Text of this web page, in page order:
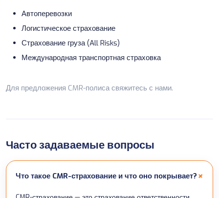
Автоперевозки
Логистическое страхование
Страхование груза (All Risks)
Международная транспортная страховка
Для предложения CMR-полисасвяжитесь с нами.
Часто задаваемые вопросы
Что такое CMR-страхование и что оно покрывает?